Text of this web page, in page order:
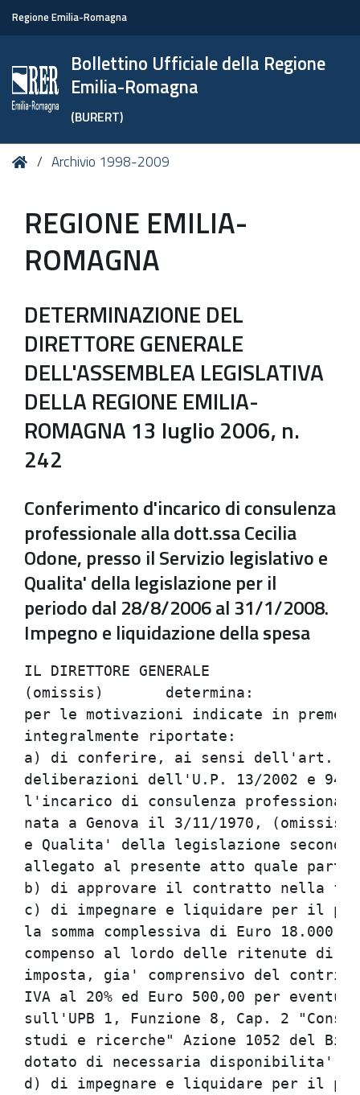
Regione Emilia-Romagna
Bollettino Ufficiale della Regione
Emilia-Romagna
(BURERT)
Tu HomeArchivio 1998-2009
REGIONE EMILIA-
ROMAGNA
DETERMINAZIONE DEL
DIRETTORE GENERALE
DELL'ASSEMBLEA LEGISLATIVA
DELLA REGIONE EMILIA-
ROMAGNA 13 luglio 2006, n.
242
Conferimento d'incarico di consulenza
professionale alla dott.ssa Cecilia
Odone, presso il Servizio legislativo e
Qualita' della legislazione per il
periodo dal 28/8/2006 al 31/1/2008.
Impegno e liquidazione della spesa
IL DIRETTORE GENERALE
(omissis)	determina:
per le motivazioni indicate in
integralmente riportate:
a) di conferire, ai sensi dell'art. 12
deliberazioni dell'U.P. 13/2002 e 94/
l'incarico di consulenza
nata a Genova il 3/11/1970,
e Qualita' della legislazione
allegato al presente atto quale
b) di approvare il contratto nella
c) di impegnare e liquidare per il
la somma complessiva di Euro
compenso al lordo delle ritenute di
imposta, gia' comprensivo del
IVA al 20% ed Euro 500,00 per
sull'UPB 1, Funzione 8, Cap. 2
studi e ricerche" Azione 1052 del
dotato di necessaria disponibilita',
d) di impegnare e liquidare per il